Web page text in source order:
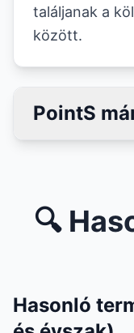
találjanak a
között.
PointS
🔍
Hasonló